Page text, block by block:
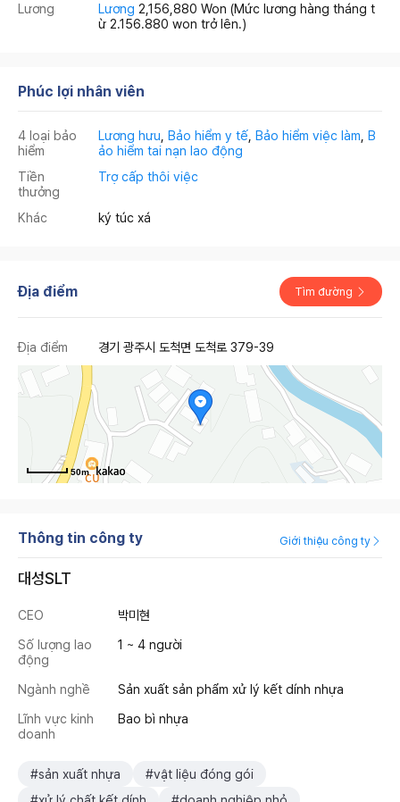
Lương
Lương 2,156,880 Won (Mức lương hàng tháng t
ừ 2.156.880 won trở lên.)
Phúc lợi nhân viên
4 loại bảo
hiểm
Lương hưu Bảo hiểm y tế Bảo hiểm việc làm B
ảo hiểm tai nạn lao động
Tiền
thưởng
Trợ cấp thôi việc
Khác ký túc xá
Địa điểm Tìm đường
Địa điểm 경기 광주시 도척면 도척로 379-39
50m
Thông tin công ty Giới thiệu công ty
대성SLT
CEO
박미현
Số lượng lao
động
1 ~ 4 người
Ngành nghề
Sản xuất sản phẩm xử lý kết dính nhựa
Lĩnh vực kinh
doanh
Bao bì nhựa
#sản xuất nhựa
#vật liệu đóng gói